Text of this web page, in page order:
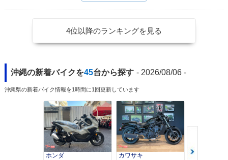
4位以降のランキングを見る
沖縄の新着バイクを45台から探す - 2026/08/06 -
沖縄県の新着バイク情報を1時間に1回更新しています
ホンダ カワサキ カワサキ